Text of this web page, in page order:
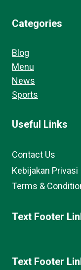
Categories
Blog
Menu
News
Sports
Useful Links
Contact Us
Kebijakan Privasi
Terms &
Text Footer
Text Footer